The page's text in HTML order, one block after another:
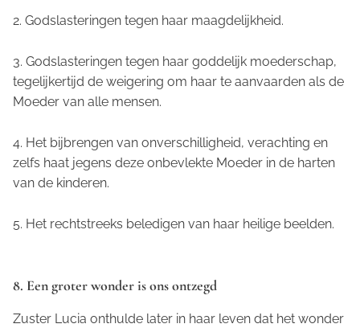
2. Godslasteringen tegen haar maagdelijkheid.
3. Godslasteringen tegen haar goddelijk moederschap,
tegelijkertijd de weigering om haar te aanvaarden als de
Moeder van alle mensen.
4. Het bijbrengen van onverschilligheid, verachting en
zelfs haat jegens deze onbevlekte Moeder in de harten
van de kinderen.
5. Het rechtstreeks beledigen van haar heilige beelden.
8. Een groter wonder is ons ontzegd
Zuster Lucia onthulde later in haar leven dat het wonder